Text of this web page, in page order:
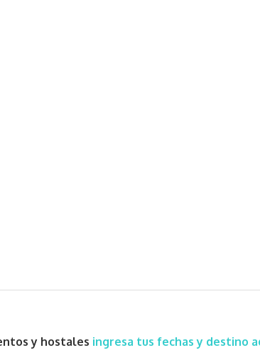
y hostales ingresa tus fechas y destino